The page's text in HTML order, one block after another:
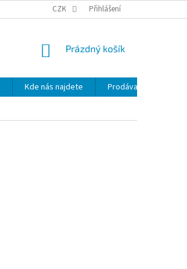
NOVINKY MAPA SERVERU
CZK Přihlášení
NÁKUPNÍ
Prázdný košík
Kde nás najdete
Prodávané značky